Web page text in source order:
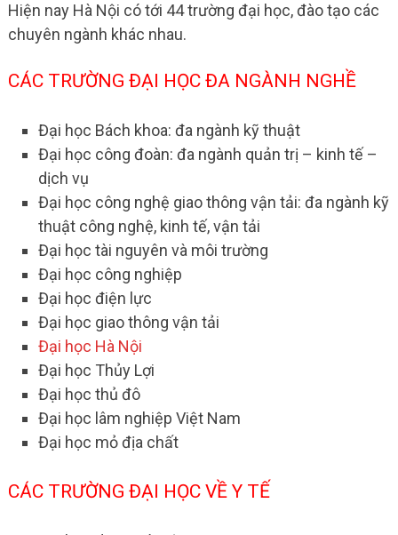
Hiện nay Hà Nội có tới 44 trường đại học, đào tạo các
chuyên ngành khác nhau.
CÁC TRƯỜNG ĐẠI HỌC ĐA NGÀNH NGHỀ
Đại học Bách khoa: đa ngành kỹ thuật
Đại học công đoàn: đa ngành quản trị – kinh tế –
dịch vụ
Đại học công nghệ giao thông vận tải: đa ngành kỹ
thuật công nghệ, kinh tế, vận tải
Đại học tài nguyên và môi trường
Đại học công nghiệp
Đại học điện lực
Đại học giao thông vận tải
Đại học Hà Nội
Đại học Thủy Lợi
Đại học thủ đô
Đại học lâm nghiệp Việt Nam
Đại học mỏ địa chất
CÁC TRƯỜNG ĐẠI HỌC VỀ Y TẾ